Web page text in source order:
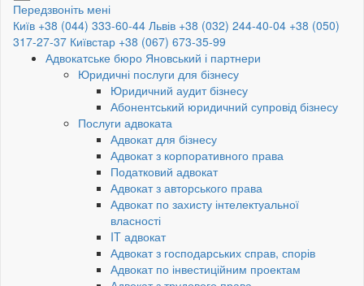
Передзвоніть мені
Київ +38 (044) 333-60-44 Львів +38 (032) 244-40-04 +38 (050)
317-27-37 Київстар +38 (067) 673-35-99
Адвокатське бюро Яновський і партнери
Юридичні послуги для бізнесу
Юридичний аудит бізнесу
Абонентський юридичний супровід бізнесу
Послуги адвоката
Адвокат для бізнесу
Адвокат з корпоративного права
Податковий адвокат
Адвокат з авторського права
Адвокат по захисту інтелектуальної
власності
IT адвокат
Адвокат з господарських справ, спорів
Адвокат по інвестиційним проектам